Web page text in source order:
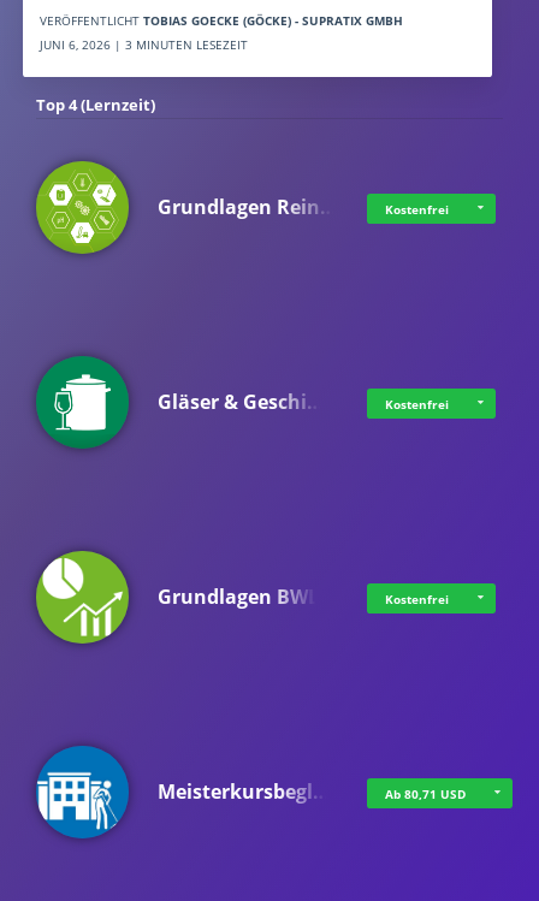
VERÖFFENTLICHT TOBIAS GOECKE (GÖCKE) - SUPRATIX GMBH
JUNI 6, 2026 | 3 MINUTEN LESEZEIT
Top 4 (Lernzeit)
Grundlagen Rein… Kostenfrei
Gläser & Geschi… Kostenfrei
Grundlagen BWL Kostenfrei
Meisterkursbegl… Ab 80,71 USD